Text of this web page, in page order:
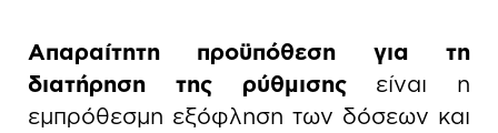
Απαραίτητη προϋπόθεση για τη
διατήρηση της ρύθμισηςείναι η
εμπρόθεσμη εξόφληση των δόσεων και